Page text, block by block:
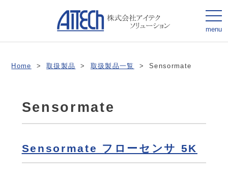
menu
Home > 取扱製品 > 取扱製品一覧 > Sensormate
Sensormate
Sensormate フローセンサ 5K